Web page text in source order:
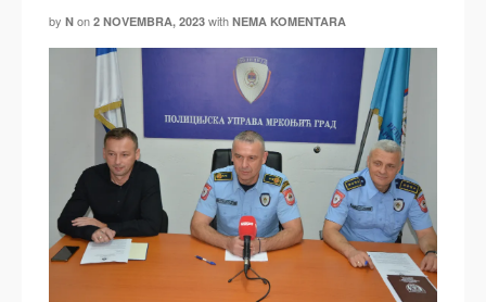
by N on 2 NOVEMBRA, 2023 with NEMA KOMENTARA